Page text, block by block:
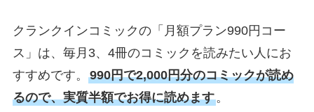
クランクインコミックの「月額プラン990円コー
ス」は、毎月3、4冊のコミックを読みたい人にお
すすめです。 990円で2,000円分のコミックが読め
るので、実質半額でお得に読めます。